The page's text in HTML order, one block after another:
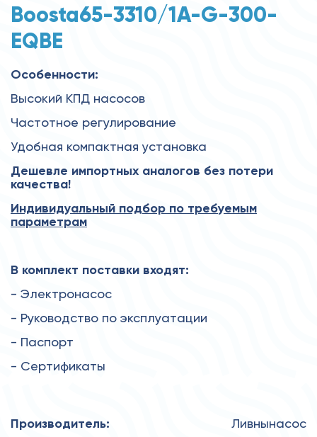
Boosta65-3310/1A-G-300-
EQBE
Особенности:
Высокий КПД насосов
Частотное регулирование
Удобная компактная установка
Дешевле импортных аналогов без потери
качества!
Индивидуальный подбор по требуемым
параметрам
В комплект поставки входят:
- Электронасос
- Руководство по эксплуатации
- Паспорт
- Сертификаты
Производитель: Ливнынасос